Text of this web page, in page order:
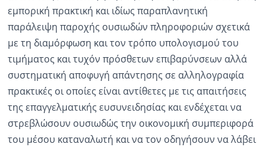
εμπορική πρακτική και ιδίως παραπλανητική
παράλειψη παροχής ουσιωδών πληροφοριών σχετικά
με τη διαμόρφωση και τον τρόπο υπολογισμού του
τιμήματος και τυχόν πρόσθετων επιβαρύνσεων αλλά
συστηματική αποφυγή απάντησης σε αλληλογραφία
πρακτικές οι οποίες είναι αντίθετες με τις απαιτήσεις
της επαγγελματικής ευσυνειδησίας και ενδέχεται να
στρεβλώσουν ουσιωδώς την οικονομική συμπεριφορά
του μέσου καταναλωτή και να τον οδηγήσουν να λάβει